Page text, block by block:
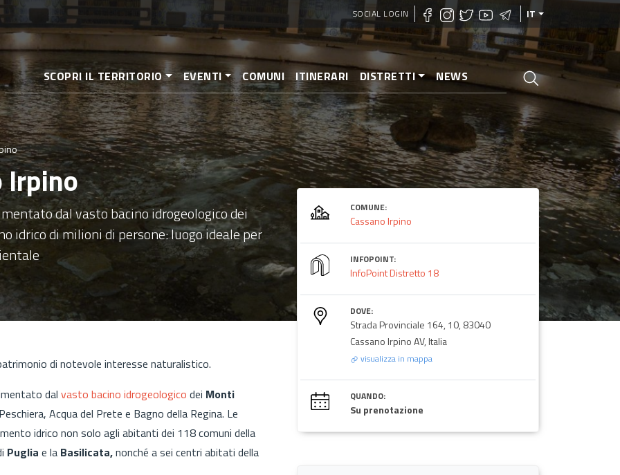
Salta
contenuto
principale
SOCIAL LOGIN IT
SCOPRI IL TERRITORIO EVENTI COMUNI ITINERARI DISTRETTI NEWS
Irpino
dal vasto bacino idrogeologico dei
idrico di milioni di persone: luogo ideale per
di notevole interesse naturalistico.
dal vasto bacino idrogeologico dei Monti
Acqua del Prete e Bagno della Regina. Le
idrico non solo agli abitanti dei 118 comuni della
Puglia e la Basilicata,nonché a sei centri abitati della
COMUNE:
Cassano Irpino
INFOPOINT:
InfoPoint Distretto 18
DOVE:
Strada Provinciale 164, 10, 83040
Cassano Irpino AV, Italia
visualizza in mappa
QUANDO:
Su prenotazione